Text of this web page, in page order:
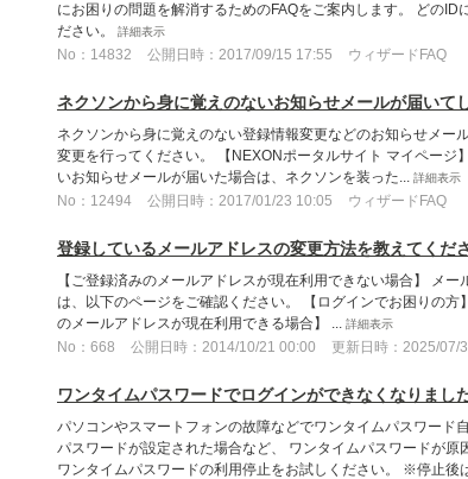
にお困りの問題を解消するためのFAQをご案内します。 どの
ださい。
詳細表示
No：14832 公開日時：2017/09/15 17:55 ウィザードFAQ
ネクソンから身に覚えのないお知らせメールが届いて
ネクソンから身に覚えのない登録情報変更などのお知らせメー
変更を行ってください。 【NEXONポータルサイト マイページ
いお知らせメールが届いた場合は、ネクソンを装った... 詳細表示
No：12494 公開日時：2017/01/23 10:05 ウィザードFAQ
登録しているメールアドレスの変更方法を教えてくださ
【ご登録済みのメールアドレスが現在利用できない場合】 メ
は、以下のページをご確認ください。 【ログインでお困りの
のメールアドレスが現在利用できる場合】 ... 詳細表示
No：668 公開日時：2014/10/21 00:00 更新日時：2025/07/
ワンタイムパスワードでログインができなくなりました
パソコンやスマートフォンの故障などでワンタイムパスワード
パスワードが設定された場合など、 ワンタイムパスワードが
ワンタイムパスワードの利用停止をお試しください。 ※停止後